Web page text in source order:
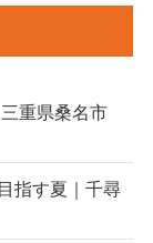
重県桑名市
指す夏｜千尋